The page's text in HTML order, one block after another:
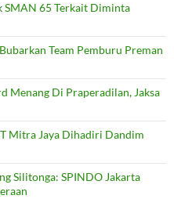
SMAN 65 Terkait Diminta
Team Pemburu Preman
Menang Di Praperadilan, Jaksa
Mitra Jaya Dihadiri Dandim
Silitonga: SPINDO Jakarta